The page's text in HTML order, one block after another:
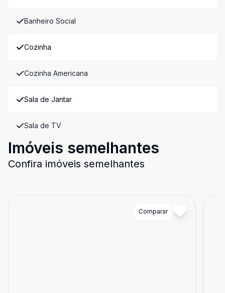
Banheiro Social
Cozinha
Cozinha Americana
Sala de Jantar
Sala de TV
Imóveis semelhantes
Confira imóveis semelhantes
Comparar